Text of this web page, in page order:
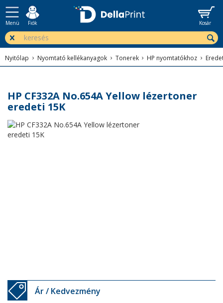
Menü Fiók Kosár
Nyitólap Nyomtató kellékanyagok Tonerek HP nyomtatókhoz
HP CF332A No.654A Yellow lézertoner
eredeti 15K
Ár / Kedvezmény